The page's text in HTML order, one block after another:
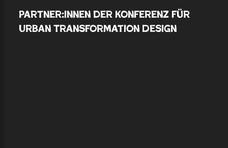
Partner:innen der Konferenz für
Urban Transformation Design